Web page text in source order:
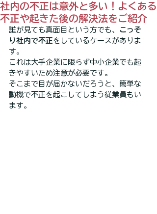
社内の不正は意外と多い！よくある
不正や起きた後の解決法をご紹介
誰が見ても真面目という方でも、
こっそ
り社内で不正をしているケースがありま
す。
これは大手企業に限らず中小企業でも起
きやすいため注意が必要です。
そこまで目が届かないだろうと、簡単な
動機で不正を起こしてしまう従業員もい
ます。